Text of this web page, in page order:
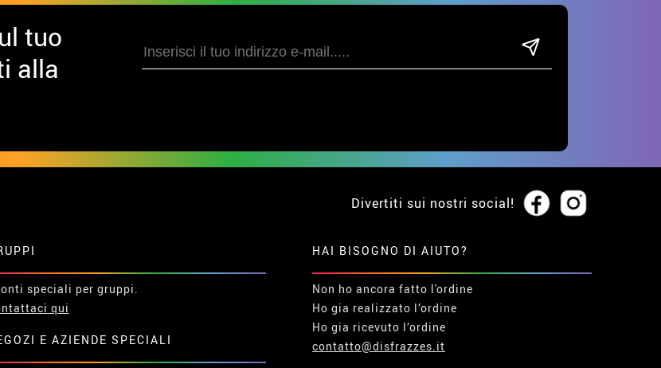
tuo
alla
Divertiti sui nostri social!
speciali per gruppi.
qui
E AZIENDE SPECIALI
HAI BISOGNO DI AIUTO?
Non ho ancora fatto l'ordine
Ho gia realizzato l’ordine
Ho gia ricevuto l’ordine
contatto@disfrazzes.it